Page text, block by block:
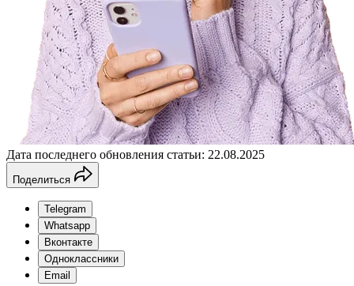
Дата последнего обновления статьи: 22.08.2025
Поделиться
Telegram
Whatsapp
Вконтакте
Одноклассники
Email